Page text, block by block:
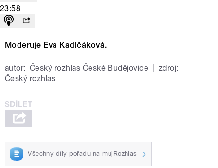
23:58
Moderuje Eva Kadlčáková.
autor: Český rozhlas České Budějovice
zdroj:
Český rozhlas
Všechny díly pořadu na mujRozhlas